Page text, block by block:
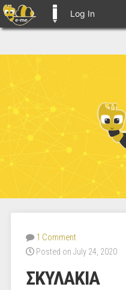
Log In
1 Comment
Posted on July 24, 2020
ΣΚΥΛΑΚΙΑ